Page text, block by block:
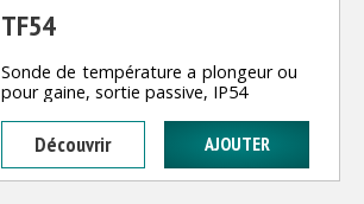
TF54
Sonde de température a plongeur ou
pour gaine, sortie passive, IP54
Découvrir